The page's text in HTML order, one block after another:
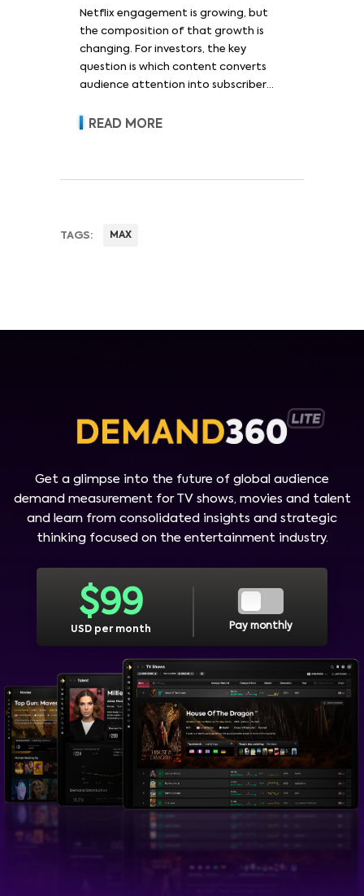
Netflix engagement is growing, but
the composition of that growth is
changing. For investors, the key
question is which content converts
audience attention into subscriber
revenue and pricing power.
READ MORE
TAGS: MAX
Get a glimpse into the future of global audience
demand measurement for TV shows, movies and talent
and learn from consolidated insights and strategic
thinking focused on the entertainment industry.
$99
USD per month Pay monthly